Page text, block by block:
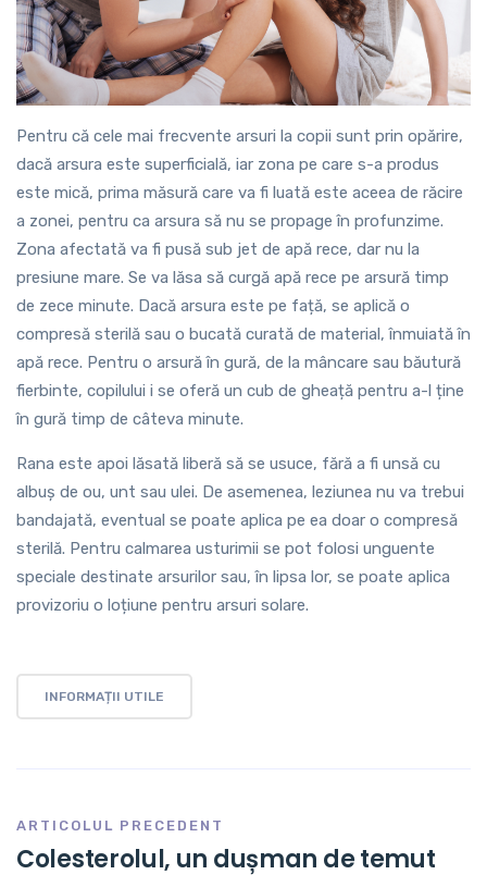
Pentru că cele mai frecvente arsuri la copii sunt prin opărire,
dacă arsura este superficială, iar zona pe care s-a produs
este mică, prima măsură care va fi luată este aceea de răcire
a zonei, pentru ca arsura să nu se propage în profunzime.
Zona afectată va fi pusă sub jet de apă rece, dar nu la
presiune mare. Se va lăsa să curgă apă rece pe arsură timp
de zece minute. Dacă arsura este pe față, se aplică o
compresă sterilă sau o bucată curată de material, înmuiată în
apă rece. Pentru o arsură în gură, de la mâncare sau băutură
fierbinte, copilului i se oferă un cub de gheață pentru a-l ține
în gură timp de câteva minute.
Rana este apoi lăsată liberă să se usuce, fără a fi unsă cu
albuș de ou, unt sau ulei. De asemenea, leziunea nu va trebui
bandajată, eventual se poate aplica pe ea doar o compresă
sterilă. Pentru calmarea usturimii se pot folosi unguente
speciale destinate arsurilor sau, în lipsa lor, se poate aplica
provizoriu o loțiune pentru arsuri solare.
INFORMAȚII UTILE
ARTICOLUL PRECEDENT
Colesterolul, un dușman de temut